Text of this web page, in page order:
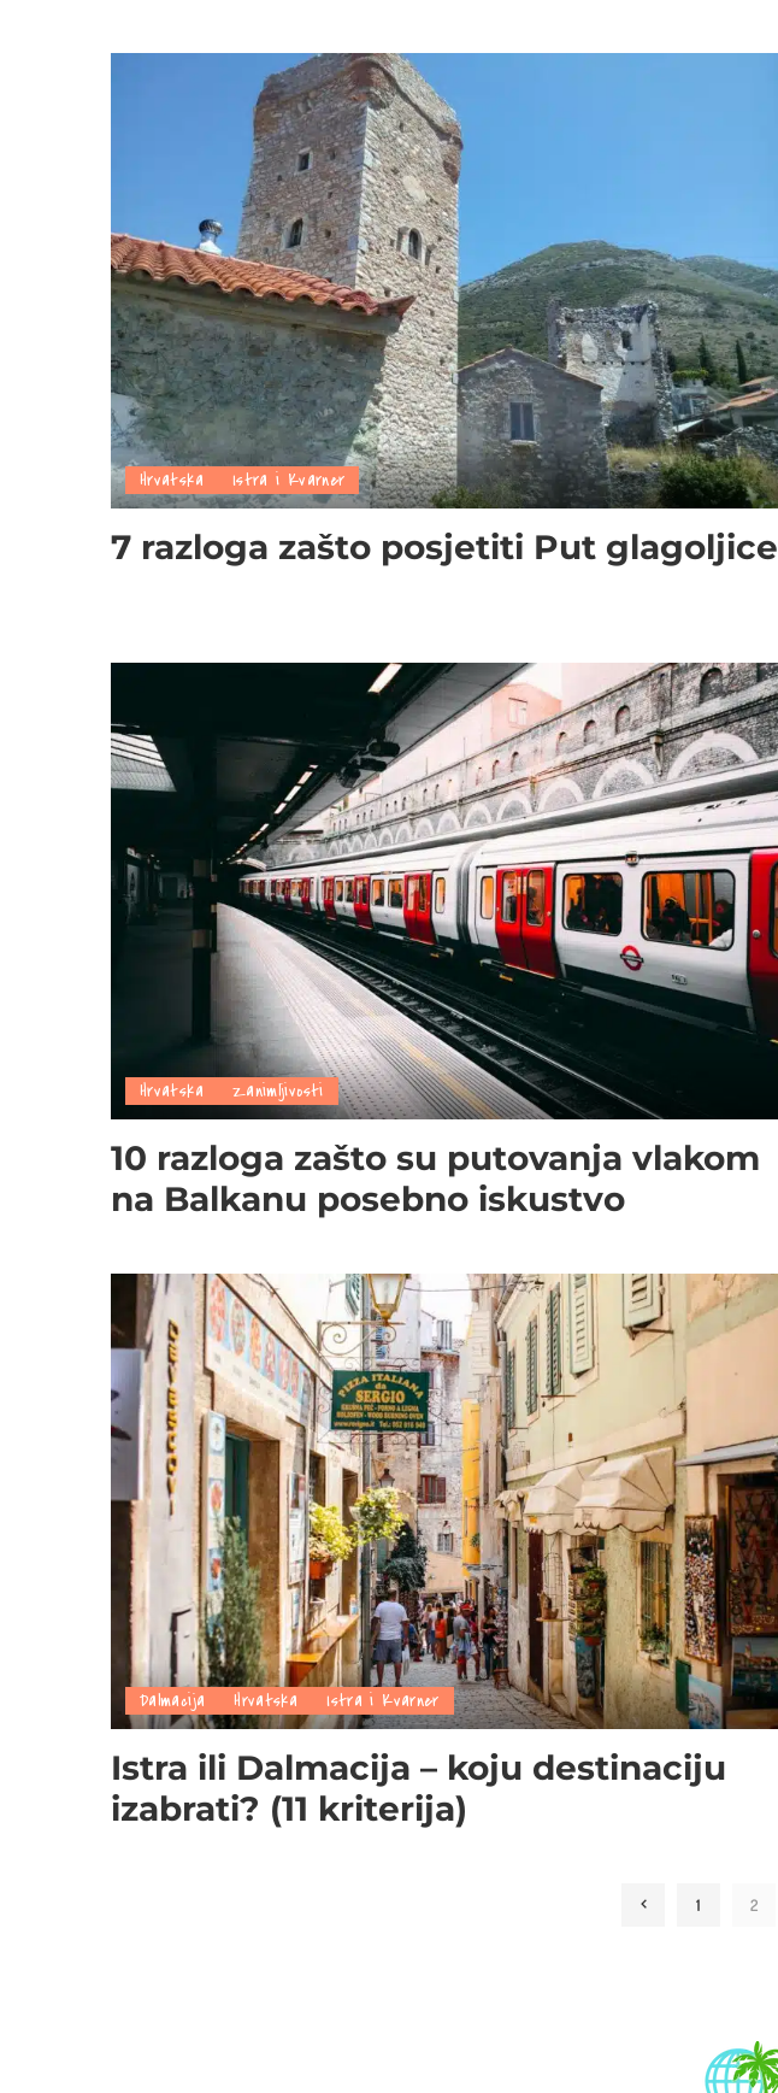
Hrvatska Istra i Kvarner
7 razloga zašto posjetiti Put glagoljice
Hrvatska Zanimljivosti
10 razloga zašto su putovanja vlakom
na Balkanu posebno iskustvo
Dalmacija Hrvatska Istra i Kvarner
Istra ili Dalmacija – koju destinaciju
izabrati? (11 kriterija)
1 2